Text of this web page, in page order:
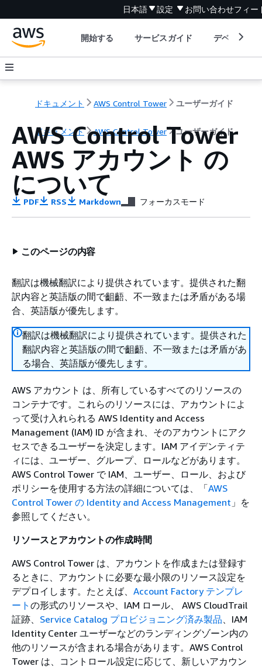
日本語 設定 お問い合わせフィー
開始する サービスガイド デベロッパ
ドキュメント AWS Control Tower ユーザーガイド
ドキュメント AWS Control Tower ユーザーガイド
AWS Control Tower
AWS アカウント の
について
PDF RSS Markdown フォーカスモード
このページの内容
翻訳は機械翻訳により提供されています。提供された翻
訳内容と英語版の間で齟齬、不一致または矛盾がある場
合、英語版が優先します。
翻訳は機械翻訳により提供されています。提供された
翻訳内容と英語版の間で齟齬、不一致または矛盾があ
る場合、英語版が優先します。
AWS アカウント は、所有しているすべてのリソースの
コンテナです。これらのリソースには、アカウントによ
って受け入れられる AWS Identity and Access
Management (IAM) ID が含まれ、そのアカウントにアク
セスできるユーザーを決定します。IAM アイデンティテ
ィには、ユーザー、グループ、ロールなどがあります。
AWS Control Tower で IAM、ユーザー、ロール、および
ポリシーを使用する方法の詳細については、「AWS
Control Tower の Identity and Access Management 」を
参照してください。
リソースとアカウントの作成時間
AWS Control Tower は、アカウントを作成または登録す
るときに、アカウントに必要な最小限のリソース設定を
デプロイします。たとえば、 Account Factory テンプレ
ート の形式のリソースや、IAM ロール、 AWS CloudTrail
証跡、 Service Catalog プロビジョニング済み製品、IAM
Identity Center ユーザーなどのランディングゾーン内の
他のリソースが含まれる場合があります。AWS Control
Tower は、コントロール設定に応じて、新しいアカウン